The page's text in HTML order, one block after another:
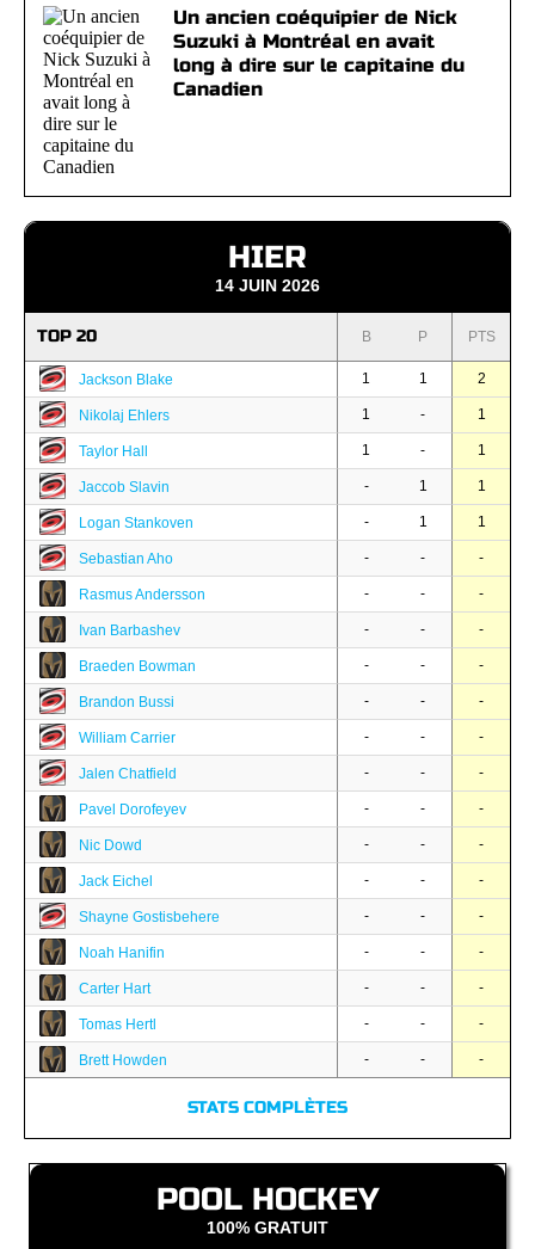
Un ancien coéquipier de Nick
Suzuki à Montréal en avait
long à dire sur le capitaine du
Canadien
HIER
14 JUIN 2026
TOP 20 B P PTS
Jackson Blake 1 1 2
Nikolaj Ehlers 1 - 1
Taylor Hall 1 - 1
Jaccob Slavin - 1 1
Logan Stankoven - 1 1
Sebastian Aho - - -
Rasmus Andersson - - -
Ivan Barbashev - - -
Braeden Bowman - - -
Brandon Bussi - - -
William Carrier - - -
Jalen Chatfield - - -
Pavel Dorofeyev - - -
Nic Dowd - - -
Jack Eichel - - -
Shayne Gostisbehere - - -
Noah Hanifin - - -
Carter Hart - - -
Tomas Hertl - - -
Brett Howden - - -
STATS COMPLÈTES
POOL HOCKEY
100% GRATUIT